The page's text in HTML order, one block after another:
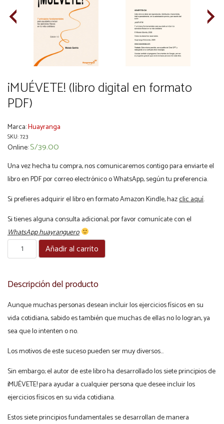
¡MUÉVETE! (libro digital en formato
PDF)
Marca:Huayranga
SKU:723
Online:S/39.00
Una vez hecha tu compra, nos comunicaremos contigo para enviarte el
libro en PDF por correo electrónico o WhatsApp, según tu preferencia.
Si prefieres adquirir el libro en formato Amazon Kindle, hazclic aquí.
Si tienes alguna consulta adicional; por favor comunícate con el
WhatsApp huayranguero
¡MUÉVETE!
(libro
en
PDF)
cantidad
Añadir al carrito
Descripción del producto
Aunque muchas personas desean incluir los ejercicios físicos en su
vida cotidiana, sabido es también que muchas de ellas no lo logran, ya
sea que lo intenten o no.
Los motivos de este suceso pueden ser muy diversos…
Sin embargo; el autor de este libro ha desarrollado los siete principios de
¡MUÉVETE! para ayudar a cualquier persona que desee incluir los
ejercicios físicos en su vida cotidiana.
Estos siete principios fundamentales se desarrollan de manera